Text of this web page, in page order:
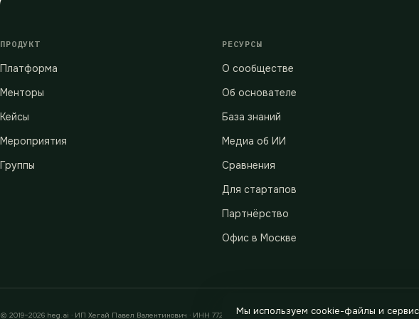
ПРОДУКТ
Платформа
Менторы
Кейсы
Мероприятия
Группы
РЕСУРСЫ
О сообществе
Об основателе
База знаний
Медиа об ИИ
Сравнения
Для стартапов
Партнёрство
Офис в Москве
© 2019–2026 heg.ai · ИП Хегай Павел Валентинович · ИНН 772880589233 · ОГРНИП 312774624400791
Мы используем cookie-файлы и